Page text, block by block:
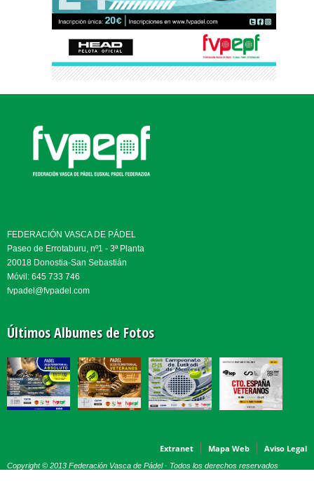
FEDERACIÓN VASCA DE PÁDEL
Paseo de Errotaburu, nº1 - 3ª Planta
20018 Donostia-San Sebastián
Móvil: 645 733 746
fvpadel@fvpadel.com
Últimos Albumes de Fotos
Extranet Mapa Web Aviso Legal
Copyright © 2013 Federación Vasca de Pádel · Todos los derechos reservados